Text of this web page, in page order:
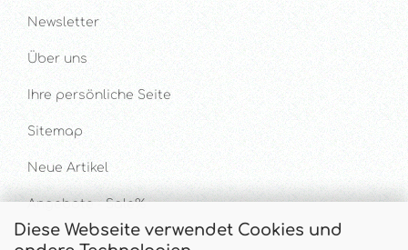
Diese Webseite verwendet Cookies und
Newsletter
Über uns
Ihre persönliche Seite
Sitemap
Neue Artikel
Angebote - Sale%